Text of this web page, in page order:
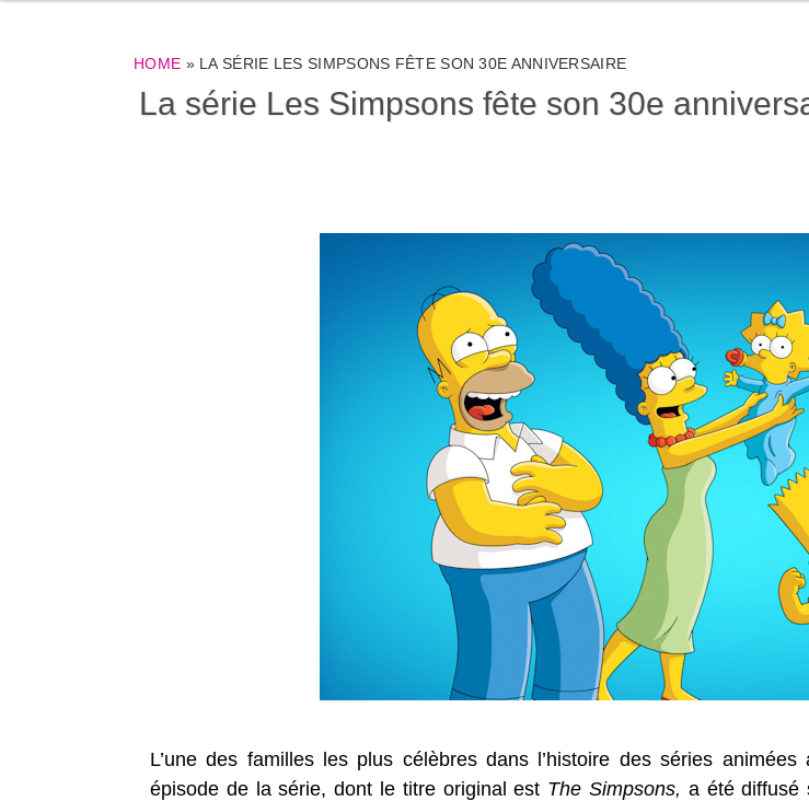
HOME » LA SÉRIE LES SIMPSONS FÊTE SON 30E ANNIVERSAIRE
La série Les Simpsons fête son 30e
L’une des familles les plus célèbres dans l’histoire des séries
épisode de la série, dont le titre original est The Simpsons, a été diffusé